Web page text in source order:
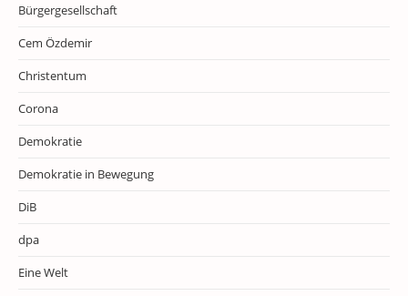
Bürgergesellschaft
Cem Özdemir
Christentum
Corona
Demokratie
Demokratie in Bewegung
DiB
dpa
Eine Welt